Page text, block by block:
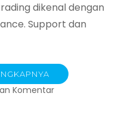
dikenal dengan
Support dan
Komentarpada